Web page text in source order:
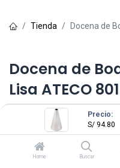
Precio:
S/ 94.80
Home Buscar
Tienda Docena de
Docena de
Lisa ATECO 801
(0 reseña)
94.80